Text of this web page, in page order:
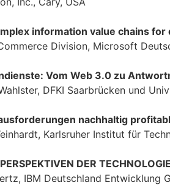
information value chains
Division, Microsoft
Vom Web 3.0 zu
DFKI Saarbrücken und
nachhaltig
Karlsruher Institut für
DER
IBM Deutschland Entwicklung